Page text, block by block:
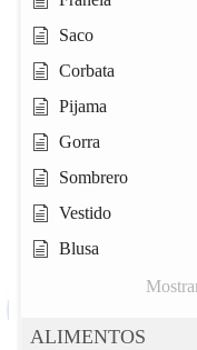
Saco
Corbata
Pijama
Gorra
Sombrero
Vestido
Blusa
ALIMENTOS